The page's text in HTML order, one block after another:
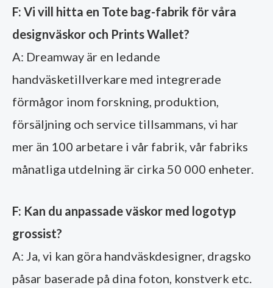
F: Vi vill hitta en Tote bag-fabrik för våra
designväskor och Prints Wallet?
A: Dreamway är en ledande
handväsketillverkare med integrerade
förmågor inom forskning, produktion,
försäljning och service tillsammans, vi har
mer än 100 arbetare i vår fabrik, vår fabriks
månatliga utdelning är cirka 50 000 enheter.
F: Kan du anpassade väskor med logotyp
grossist?
A: Ja, vi kan göra handväskdesigner, dragsko
påsar baserade på dina foton, konstverk etc.